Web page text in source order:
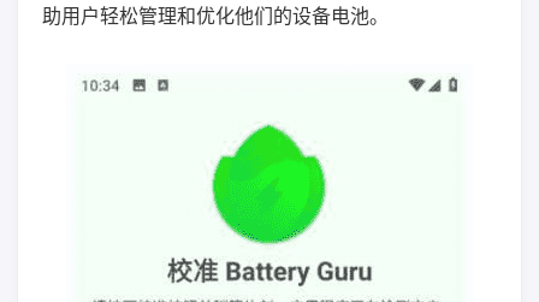
助用户轻松管理和优化他们的设备电池。